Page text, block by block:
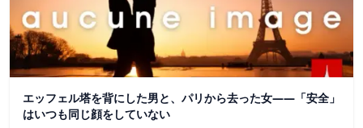
エッフェル塔を背にした男と、パリから去った女——「安全」
はいつも同じ顔をしていない